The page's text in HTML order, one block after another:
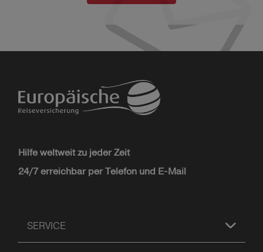
Hilfe weltweit zu jeder Zeit
24/7 erreichbar per Telefon und E-Mail
SERVICE